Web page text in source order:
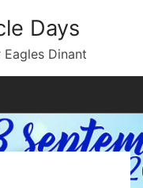
Days
Dinant